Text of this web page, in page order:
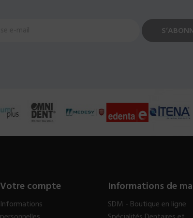
Votre compte
Informations
Informations de
SDM - Boutique en ligne